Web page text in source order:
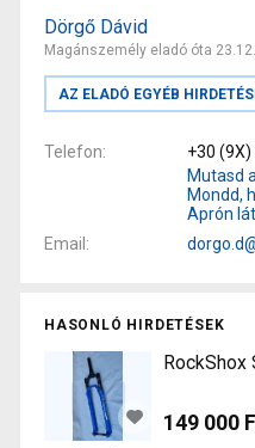
Dörgő Dávid
Magánszemély eladó óta
AZ ELADÓ EGYÉB
Telefon
+30 (9X)
Mutasd
Mondd,
Aprón
Email
HASONLÓ HIRDETÉSEK
RockShox
149 000